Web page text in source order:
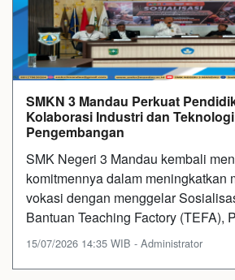
SMKN 3 Mandau Perkuat
Kolaborasi Industri dan
Pengembangan
SMK Negeri 3 Mandau kembali
komitmennya dalam meningkatkan
vokasi dengan menggelar
Bantuan Teaching Factory (TEFA), P
15/07/2026 14:35 WIB - Administrator